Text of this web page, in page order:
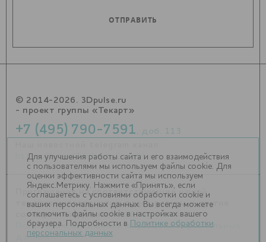
© 2014-2026. 3Dpulse.ru
- проект группы «Текарт»
+7 (495) 790-7591
https://t.me/Techart_CaseStudy
Приглашения на соответствующие нашей
тематике мероприятия, пресс-релизы и другие
сообщения ждем наinfo@3dpulse.ru .
Политика в отношении обработки персональных
данных
Для улучшения работы сайта и его взаимодействия
с пользователями мы используем файлы cookie. Для
оценки эффективности сайта мы используем
Яндекс.Метрику. Нажмите «Принять», если
соглашаетесь с условиями обработки cookie и
ваших персональных данных. Вы всегда можете
отключить файлы cookie в настройках вашего
браузера. Подробности в
Политике обработки
персональных данных